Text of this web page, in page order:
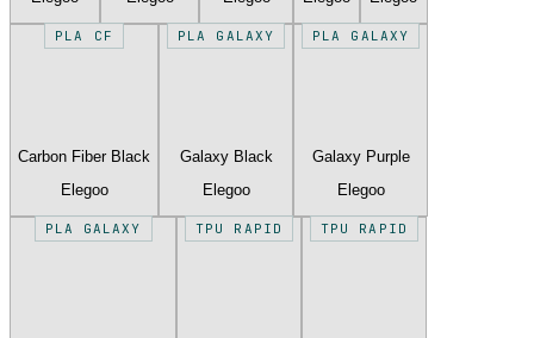
PLA CF
Carbon Fiber Black
Elegoo
PLA GALAXY
Galaxy Black
Elegoo
PLA GALAXY
Galaxy Purple
Elegoo
PLA GALAXY TPU RAPID TPU RAPID